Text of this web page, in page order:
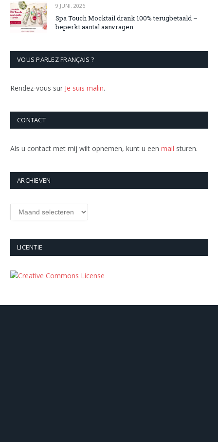
9 JUNI, 2026
Spa Touch Mocktail drank 100% terugbetaald –
beperkt aantal aanvragen
VOUS PARLEZ FRANÇAIS ?
Rendez-vous sur Je suis malin.
CONTACT
Als u contact met mij wilt opnemen, kunt u een mail sturen.
ARCHIEVEN
Archieven
LICENTIE